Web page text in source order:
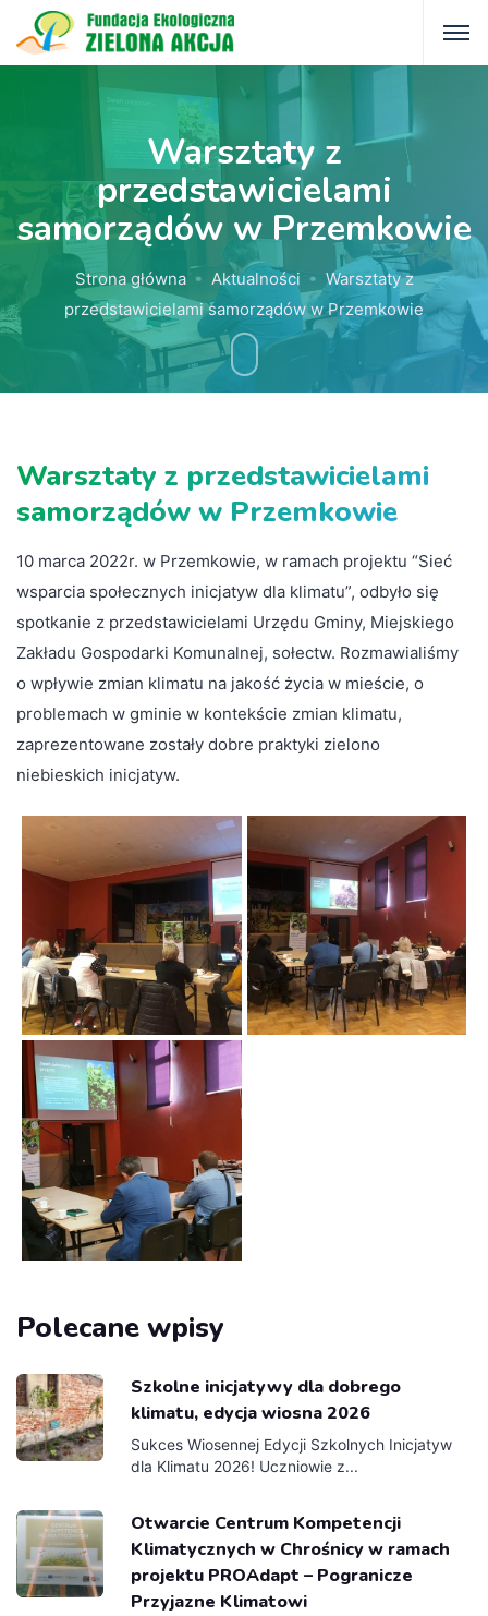
Warsztaty z
przedstawicielami
samorządów w Przemkowie
Strona główna Aktualności
Warsztaty z
przedstawicielami samorządów w Przemkowie
Warsztaty z przedstawicielami
samorządów w Przemkowie
10 marca 2022r. w Przemkowie, w ramach projektu “Sieć
wsparcia społecznych inicjatyw dla klimatu”, odbyło się
spotkanie z przedstawicielami Urzędu Gminy, Miejskiego
Zakładu Gospodarki Komunalnej, sołectw. Rozmawialiśmy
o wpływie zmian klimatu na jakość życia w mieście, o
problemach w gminie w kontekście zmian klimatu,
zaprezentowane zostały dobre praktyki zielono
niebieskich inicjatyw.
Polecane wpisy
Szkolne inicjatywy dla dobrego
klimatu, edycja wiosna 2026
Sukces Wiosennej Edycji Szkolnych Inicjatyw
dla Klimatu 2026! Uczniowie z...
Otwarcie Centrum Kompetencji
Klimatycznych w Chrośnicy w ramach
projektu PROAdapt – Pogranicze
Przyjazne Klimatowi